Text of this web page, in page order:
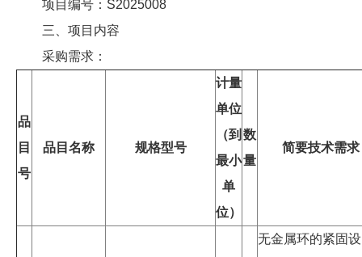
项目编号：S2025008
三、项目内容
采购需求：
品
目
号
品目名称 规格型号
计量
单位
（到
最小
单
位）
数
量
简要技术需求
无金属环的紧固设